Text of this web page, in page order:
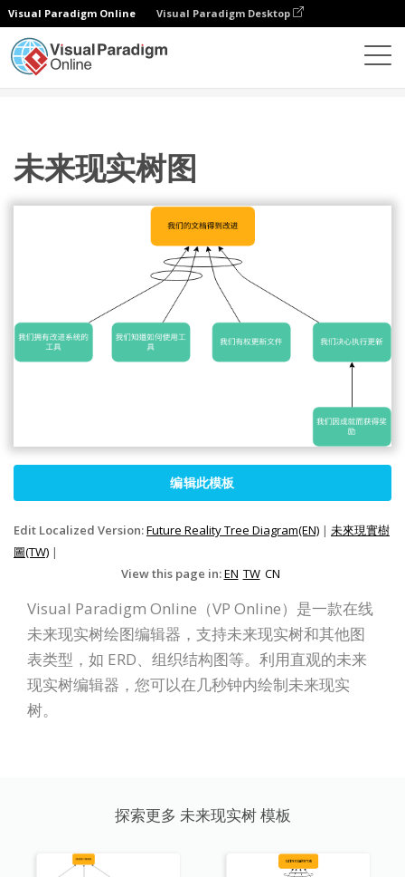
Visual Paradigm Online Visual Paradigm Desktop
未来现实树图
编辑此模板
Edit Localized Version:Future Reality Tree Diagram(EN) | 未來現實樹
圖(TW) |
View this page in:EN TW CN
Visual Paradigm Online（VP Online）是一款在线
未来现实树绘图编辑器，支持未来现实树和其他图
表类型，如 ERD、组织结构图等。利用直观的未来
现实树编辑器，您可以在几秒钟内绘制未来现实
树。
探索更多 未来现实树 模板